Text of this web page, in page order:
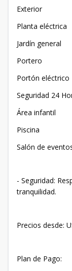
Exterior
Planta eléctrica
Jardín general
Portero
Portón eléctrico
Seguridad 24
Área infantil
Piscina
Salón de
- Seguridad:
tranquilidad.
Precios desde:
Plan de Pago: